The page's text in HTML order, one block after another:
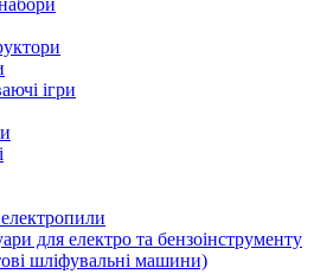
ігри
для електро та бензоінструменту
шліфувальні машини)